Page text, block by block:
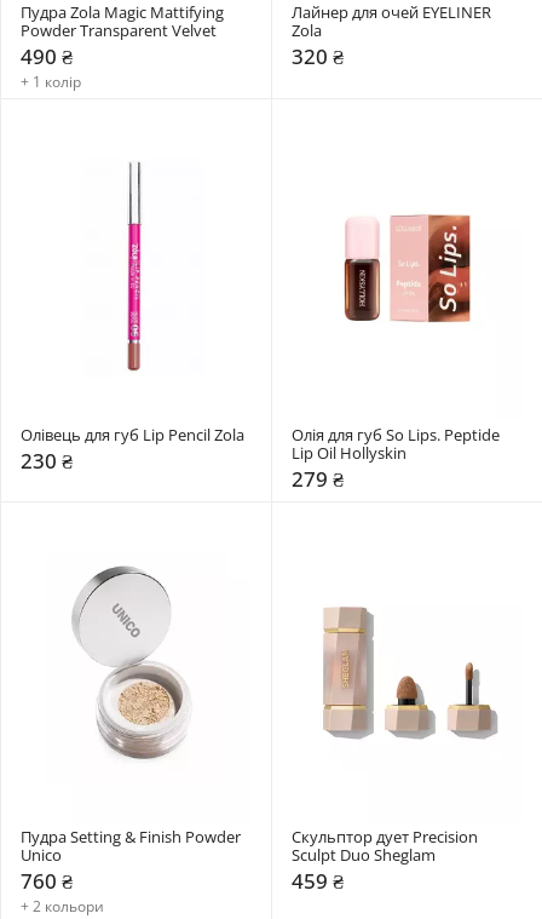
Пудра Zola Magic Mattifying
Powder Transparent Velvet
490 ₴
+ 1 колір
Лайнер для очей EYELINER
Zola
320 ₴
Олівець для губ Lip Pencil Zola
230 ₴
Олія для губ So Lips. Peptide
Lip Oil Hollyskin
279 ₴
Пудра Setting & Finish Powder
Unico
760 ₴
+ 2 кольори
Скульптор дует Precision
Sculpt Duo Sheglam
459 ₴